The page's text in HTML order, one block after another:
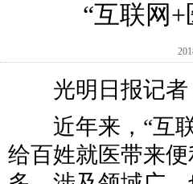
“互联网
光明日报记者
近年来，“互联
给百姓就医带来